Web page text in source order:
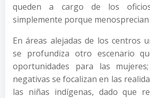
queden a cargo de los
simplemente porque
En áreas alejadas de los centros
se profundiza otro escenario
oportunidades para las
negativas se focalizan en las
las niñas indígenas, dado que